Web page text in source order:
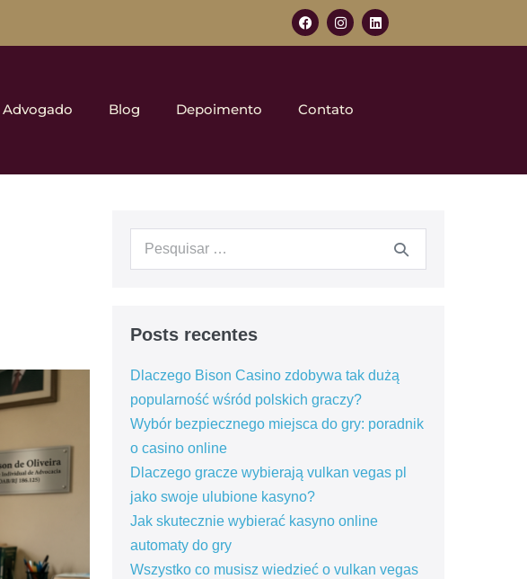
Advogado Blog Depoimento Contato
Posts recentes
Dlaczego Bison Casino zdobywa tak dużą
popularność wśród polskich graczy?
Wybór bezpiecznego miejsca do gry: poradnik
o casino online
Dlaczego gracze wybierają vulkan vegas pl
jako swoje ulubione kasyno?
Jak skutecznie wybierać kasyno online
automaty do gry
Wszystko co musisz wiedzieć o vulkan vegas